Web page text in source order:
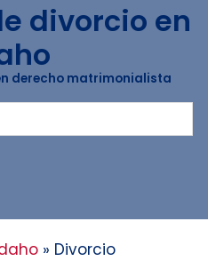
divorcio en
derecho matrimonialista
Buscar
» Divorcio